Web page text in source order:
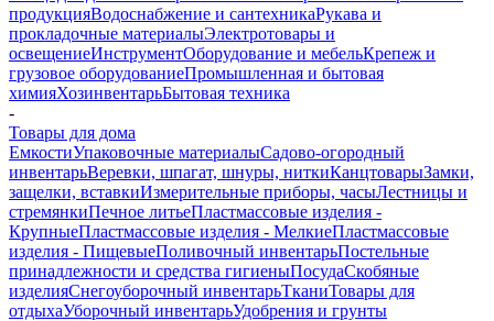
продукцияВодоснабжение и сантехникаРукава и
прокладочные материалыЭлектротовары и
освещениеИнструментОборудование и мебельКрепеж и
грузовое оборудованиеПромышленная и бытовая
химияХозинвентарьБытовая техника
-
Товары для дома
ЕмкостиУпаковочные материалыСадово-огородный
инвентарьВеревки, шпагат, шнуры, ниткиКанцтоварыЗамки,
защелки, вставкиИзмерительные приборы, часыЛестницы и
стремянкиПечное литьеПластмассовые изделия -
КрупныеПластмассовые изделия - МелкиеПластмассовые
изделия - ПищевыеПоливочный инвентарьПостельные
принадлежности и средства гигиеныПосудаСкобяные
изделияСнегоуборочный инвентарьТканиТовары для
отдыхаУборочный инвентарьУдобрения и грунты